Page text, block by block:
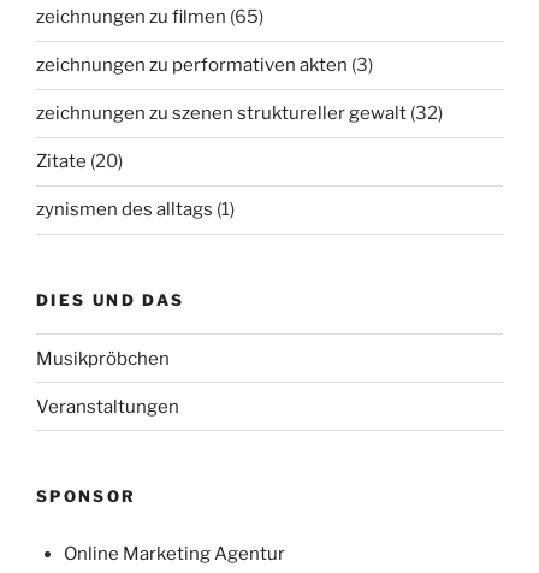
zeichnungen zu filmen (65)
zeichnungen zu performativen akten (3)
zeichnungen zu szenen struktureller gewalt (32)
Zitate (20)
zynismen des alltags (1)
DIES UND DAS
Musikpröbchen
Veranstaltungen
SPONSOR
Online Marketing Agentur